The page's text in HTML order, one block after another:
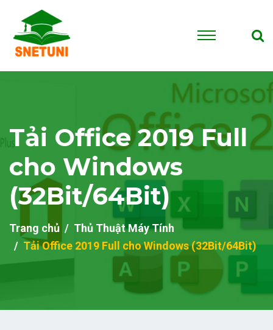
Tải Office 2019 Full
cho Windows
(32Bit/64Bit)
Trang chủ
Thủ Thuật Máy Tính
Tải Office 2019 Full cho Windows (32Bit/64Bit)